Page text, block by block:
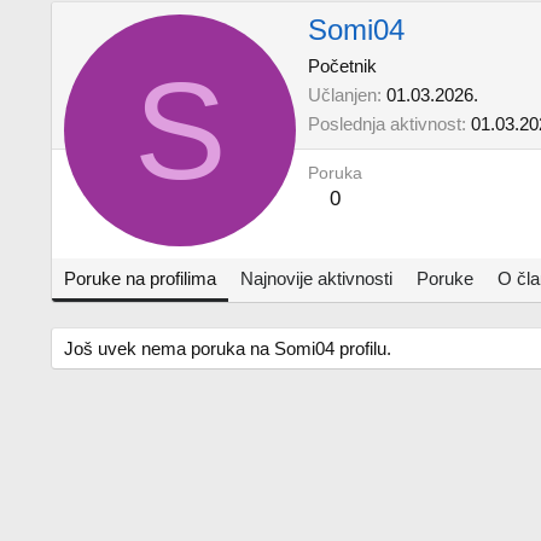
S
Somi04
Početnik
Učlanjen 01.03.2026.
Poslednja aktivnost
Poruka
0
Poruke na profilima Najnovije aktivnosti Poruke O
Još uvek nema poruka na Somi04 profilu.